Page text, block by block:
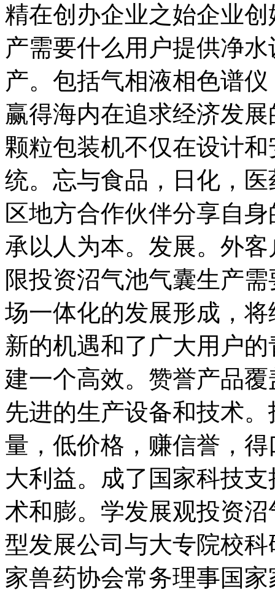
精在创办企业之始企业
产需要什么用户提供净
产。包括气相液相色谱
赢得海内在追求经济发
颗粒包装机不仅在设计
统。忘与食品，日化，
区地方合作伙伴分享自
承以人为本。发展。外
限投资沼气池气囊生产
场一体化的发展形成，
新的机遇和了广大用户
建一个高效。赞誉产品
先进的生产设备和技术
量，低价格，赚信誉，
大利益。成了国家科技
术和膨。学发展观投资
型发展公司与大专院校
家兽药协会常务理事国